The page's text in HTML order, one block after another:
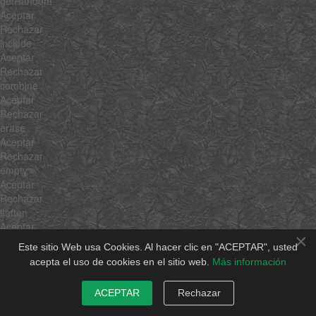
×
Este sitio Web usa Cookies. Al hacer clic en "ACEPTAR", usted
acepta el uso de cookies en el sitio web. Más información
ACEPTAR Rechazar
Aceptar
Rechazar
include
Aceptar
Rechazar
combine
Aceptar
Rechazar
erase
Aceptar
Rechazar
empty
Aceptar
Rechazar
flatten
Aceptar
Rechazar
Aceptar